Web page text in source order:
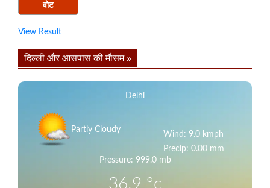
View Result
दिल्ली और आसपास की मौसम »
Delhi
Partly Cloudy
Wind: 9.0 kmph
Precip: 0.00 mm
Pressure: 999.0 mb
36.9 °c